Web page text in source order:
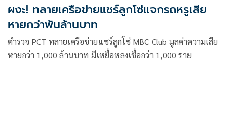
ผงะ! ทลายเครือข่ายแชร์ลูกโซ่แจกรถหรูเสีย
หายกว่าพันล้านบาท
ตำรวจ PCT ทลายเครือข่ายแชร์ลูกโซ่ MBC Club มูลค่าความเสีย
หายกว่า 1,000 ล้านบาท มีเหยื่อหลงเชื่อกว่า 1,000 ราย